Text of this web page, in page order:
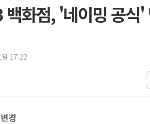
사우디·튀르키예·파키스탄, '
신길동 신축도 3.3㎡당 7250만
[베트남 증시] 유동성 부진 지속,
'찜통더위'에 전력수요 역대 최고
화점, '네이밍 공식'
17:22
경